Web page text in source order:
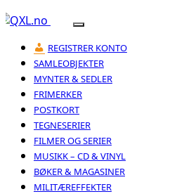
REGISTRER KONTO
SAMLEOBJEKTER
MYNTER & SEDLER
FRIMERKER
POSTKORT
TEGNESERIER
FILMER OG SERIER
MUSIKK – CD & VINYL
BØKER & MAGASINER
MILITÆREFFEKTER